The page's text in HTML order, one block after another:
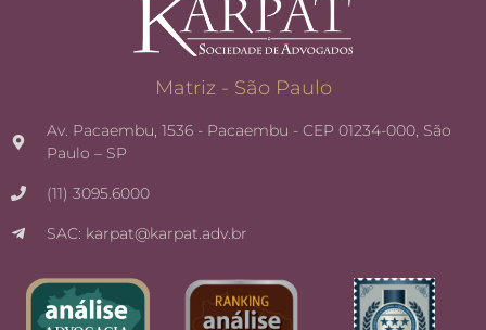
Matriz - São Paulo
Av. Pacaembu, 1536 - Pacaembu - CEP 01234-000, São
Paulo – SP
(11) 3095.6000
SAC: karpat@karpat.adv.br